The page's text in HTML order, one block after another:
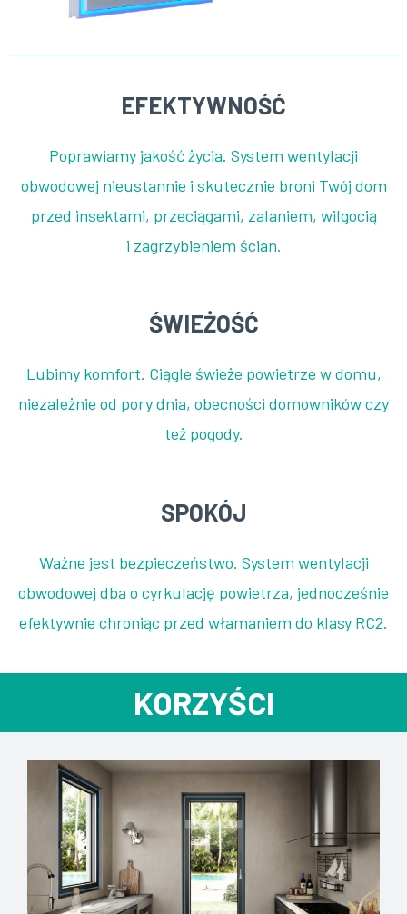
EFEKTYWNOŚĆ
Poprawiamy jakość życia. System wentylacji
obwodowej nieustannie i skutecznie broni Twój dom
przed insektami, przeciągami, zalaniem, wilgocią
i zagrzybieniem ścian.
ŚWIEŻOŚĆ
Lubimy komfort. Ciągle świeże powietrze w domu,
niezależnie od pory dnia, obecności domowników czy
też pogody.
SPOKÓJ
Ważne jest bezpieczeństwo. System wentylacji
obwodowej dba o cyrkulację powietrza, jednocześnie
efektywnie chroniąc przed włamaniem do klasy RC2.
KORZYŚCI